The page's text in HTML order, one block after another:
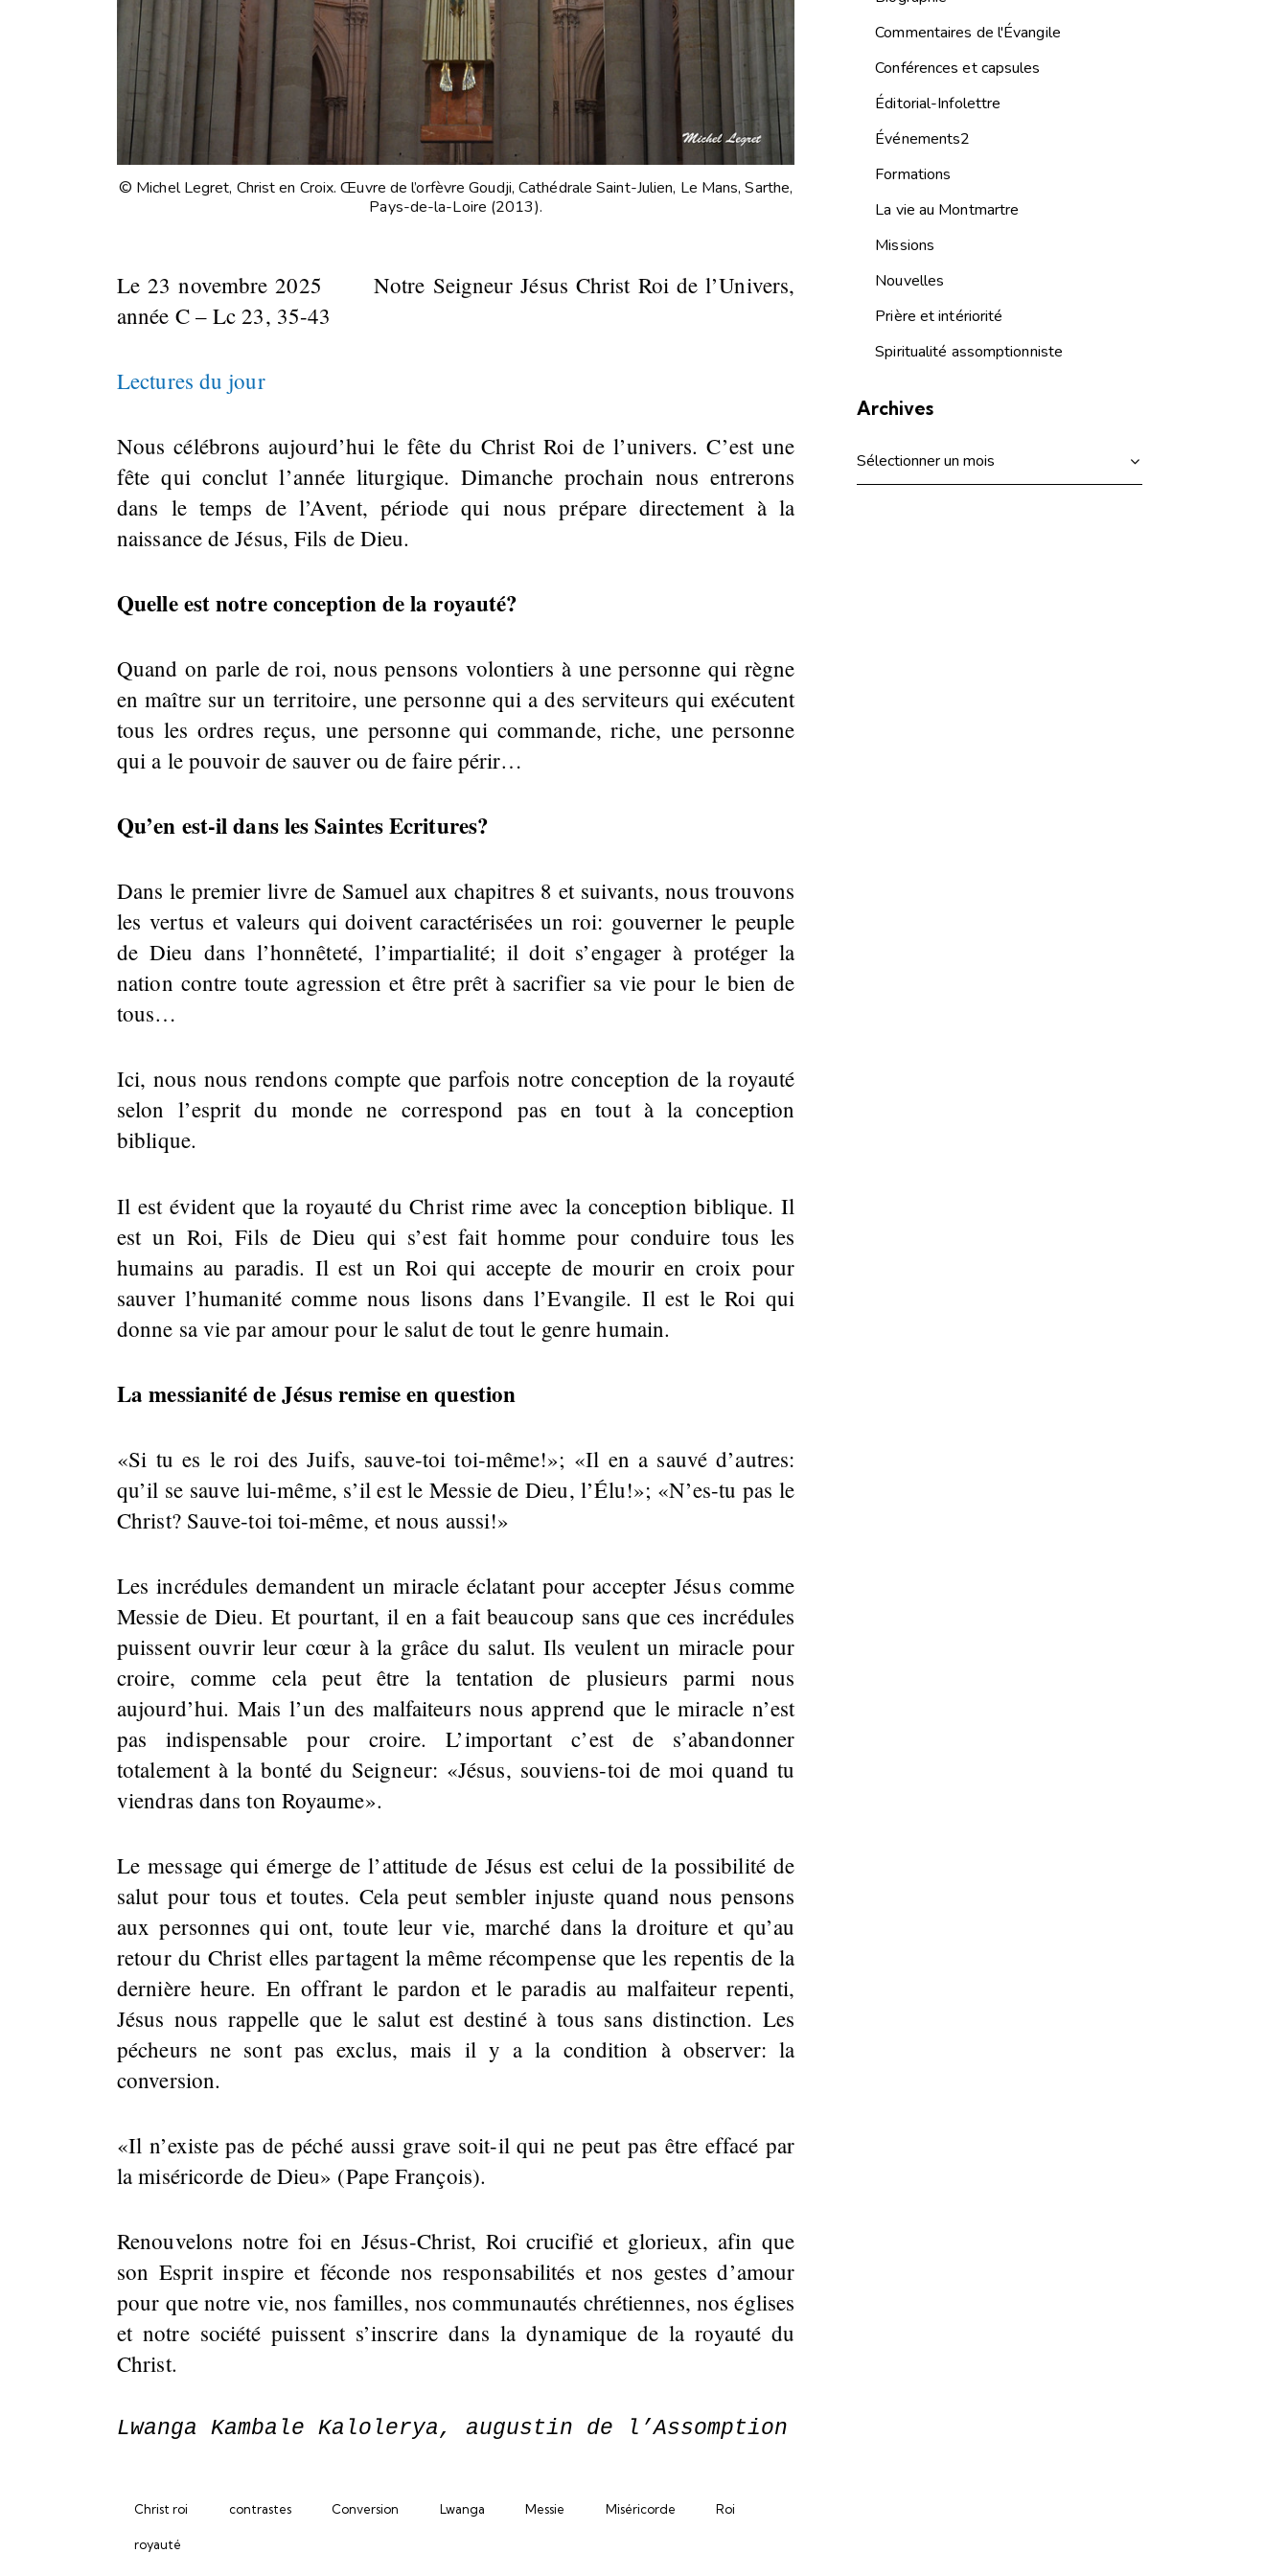
© Michel Legret, Christ en Croix. Œuvre de l’orfèvre Goudji, Cathédrale Saint-Julien, Le Mans, Sarthe,
Pays-de-la-Loire (2013).
Le 23 novembre 2025 Notre Seigneur Jésus Christ Roi de l’Univers,
année C – Lc 23, 35-43
Lectures du jour
Nous célébrons aujourd’hui le fête du Christ Roi de l’univers. C’est une
fête qui conclut l’année liturgique. Dimanche prochain nous entrerons
dans le temps de l’Avent, période qui nous prépare directement à la
naissance de Jésus, Fils de Dieu.
Quelle est notre conception de la royauté?
Quand on parle de roi, nous pensons volontiers à une personne qui règne
en maître sur un territoire, une personne qui a des serviteurs qui exécutent
tous les ordres reçus, une personne qui commande, riche, une personne
qui a le pouvoir de sauver ou de faire périr…
Qu’en est-il dans les Saintes Ecritures?
Dans le premier livre de Samuel aux chapitres 8 et suivants, nous trouvons
les vertus et valeurs qui doivent caractérisées un roi: gouverner le peuple
de Dieu dans l’honnêteté, l’impartialité; il doit s’engager à protéger la
nation contre toute agression et être prêt à sacrifier sa vie pour le bien de
tous…
Ici, nous nous rendons compte que parfois notre conception de la royauté
selon l’esprit du monde ne correspond pas en tout à la conception
biblique.
Il est évident que la royauté du Christ rime avec la conception biblique. Il
est un Roi, Fils de Dieu qui s’est fait homme pour conduire tous les
humains au paradis. Il est un Roi qui accepte de mourir en croix pour
sauver l’humanité comme nous lisons dans l’Evangile. Il est le Roi qui
donne sa vie par amour pour le salut de tout le genre humain.
La messianité de Jésus remise en question
«Si tu es le roi des Juifs, sauve-toi toi-même!»; «Il en a sauvé d’autres:
qu’il se sauve lui-même, s’il est le Messie de Dieu, l’Élu!»; «N’es-tu pas le
Christ? Sauve-toi toi-même, et nous aussi!»
Les incrédules demandent un miracle éclatant pour accepter Jésus comme
Messie de Dieu. Et pourtant, il en a fait beaucoup sans que ces incrédules
puissent ouvrir leur cœur à la grâce du salut. Ils veulent un miracle pour
croire, comme cela peut être la tentation de plusieurs parmi nous
aujourd’hui. Mais l’un des malfaiteurs nous apprend que le miracle n’est
pas indispensable pour croire. L’important c’est de s’abandonner
totalement à la bonté du Seigneur: «Jésus, souviens-toi de moi quand tu
viendras dans ton Royaume».
Le message qui émerge de l’attitude de Jésus est celui de la possibilité de
salut pour tous et toutes. Cela peut sembler injuste quand nous pensons
aux personnes qui ont, toute leur vie, marché dans la droiture et qu’au
retour du Christ elles partagent la même récompense que les repentis de la
dernière heure. En offrant le pardon et le paradis au malfaiteur repenti,
Jésus nous rappelle que le salut est destiné à tous sans distinction. Les
pécheurs ne sont pas exclus, mais il y a la condition à observer: la
conversion.
«Il n’existe pas de péché aussi grave soit-il qui ne peut pas être effacé par
la miséricorde de Dieu» (Pape François).
Renouvelons notre foi en Jésus-Christ, Roi crucifié et glorieux, afin que
son Esprit inspire et féconde nos responsabilités et nos gestes d’amour
pour que notre vie, nos familles, nos communautés chrétiennes, nos églises
et notre société puissent s’inscrire dans la dynamique de la royauté du
Christ.
Lwanga Kambale Kalolerya, augustin de l’Assomption
Christ roi contrastes Conversion Lwanga Messie Miséricorde Roi
royauté
Commentaires de l'Évangile
Conférences et capsules
Éditorial-Infolettre
Événements2
Formations
La vie au Montmartre
Missions
Nouvelles
Prière et intériorité
Spiritualité assomptionniste
Archives